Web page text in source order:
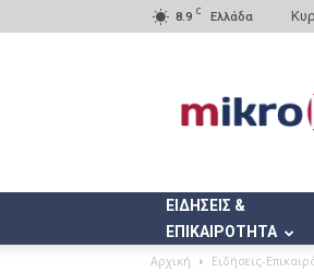
8.9 C Ελλάδα
ΕΙΔΗΣΕΙΣ &
ΕΠΙΚΑΙΡΟΤΗΤΑ
Αρχική Ειδήσεις-